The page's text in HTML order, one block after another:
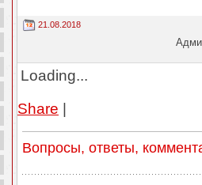
21.08.2018
Loading...
Share |
Вопросы, ответы,